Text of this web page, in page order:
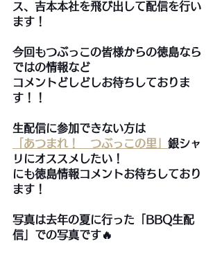
ス、吉本本社を飛び出して配信を行い
ます！
今回もつぶっこの皆様からの徳島なら
ではの情報など
コメントどしどしお待ちしておりま
す！！
生配信に参加できない方は
「あつまれ！　つぶっこの里」 銀シャ
リにオススメしたい！
にも徳島情報コメントお待ちしており
ます！
写真は去年の夏に行った「BBQ生配
信」での写真です🔥